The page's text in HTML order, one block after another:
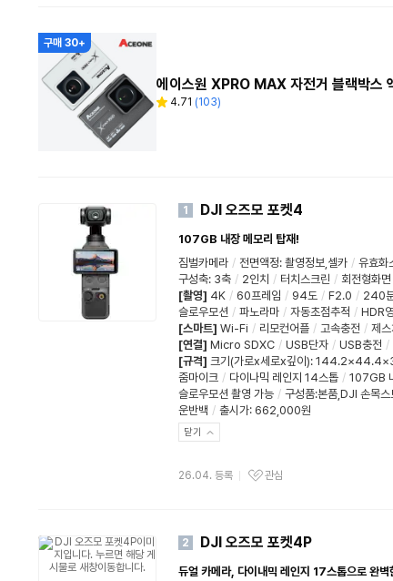
구매 30+
에이스원 XPRO MAX 자전거 블랙박스
별 4.71
리
(103)
1 DJI 오즈모 포켓4
107GB 내장 메모리 탑재!
짐벌카메라 / 전면액정: 촬영정보,셀카 / 유효화
구성축: 3축 / 2인치 / 터치스크린 / 회전형화면
[촬영] 4K / 60프레임 / 94도 / F2.0 / 240
슬로우모션 / 파노라마 / 자동초점추적 / HDR
[스마트] Wi-Fi / 리모컨어플 / 고속충전 / 제스
[연결] Micro SDXC / USB단자 / USB충전 /
[규격] 크기(가로x세로x깊이):
줌마이크 / 다이나믹 레인지 14스톱 / 107GB
슬로우모션 촬영 가능 / 구성품:본품,DJI 손목
운반백 / 출시가: 662,000원
닫기
26.04. 등록 관심
2 DJI 오즈모 포켓4P
듀얼 카메라, 다이내믹 레인지 17스톱으로 완벽